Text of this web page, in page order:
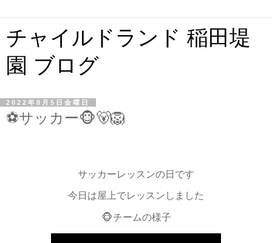
チャイルドランド 稲田堤
園 ブログ
2022年8月5日金曜日
⚽️サッカー🐵🐻🦁
サッカーレッスンの日です
今日は屋上でレッスンしました
🐵チームの様子